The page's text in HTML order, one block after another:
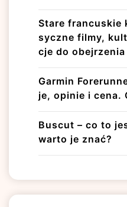
Stare francuskie
syczne filmy,
cje do obejrzenia
Garmin
je, opinie i cena.
Buscut – co to
warto je znać?